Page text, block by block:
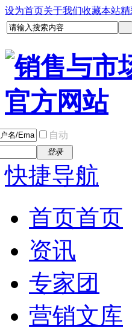
设为首页关于我们收藏本站精
自动
登录
快捷导航
首页首页
资讯
专家团
营销文库